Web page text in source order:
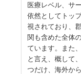
医療レベル、サ
依然としてトッ
視されており、
関も含めた全体
ています。また
と言え、概して
つだけ、海外か